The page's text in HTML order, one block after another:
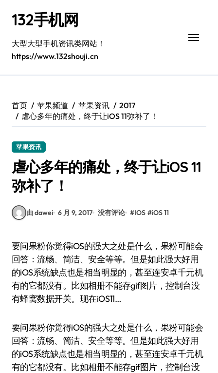
132手机网
大型大型手机资讯类网站！
https://www.132shouji.cn
首页 苹果频道 苹果资讯
2017
虐心多年的痛处，终于让iOS 11弥补了！
苹果资讯
虐心多年的痛处，终于让iOS 11
弥补了！
由 dawei 6 月 9, 2017 没有评论 #IOS #iOS 11
要问果粉你觉得iOS的强大之处是什么，果粉可能会
回答：流畅、简洁、安全等等。但是如此强大好用
的iOS系统缺点也是相当明显的，甚至连安卓千元机
有的它都没有。比如相册不能存gif图片，控制台没
有蜂窝数据开关。现在iOS11…
要问果粉你觉得iOS的强大之处是什么，果粉可能会
回答：流畅、简洁、安全等等。但是如此强大好用
的iOS系统缺点也是相当明显的，甚至连安卓千元机
有的它都没有。比如相册不能存gif图片，控制台没